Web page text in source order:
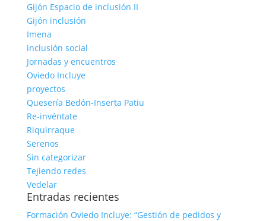
Gijón Espacio de inclusión II
Gijón inclusión
Imena
inclusión social
Jornadas y encuentros
Oviedo Incluye
proyectos
Quesería Bedón-Inserta Patiu
Re-invéntate
Riquirraque
Serenos
Sin categorizar
Tejiendo redes
Vedelar
Entradas recientes
Formación Oviedo Incluye: “Gestión de pedidos y